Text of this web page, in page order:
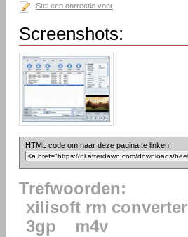
Stel een correctie voor
Screenshots:
HTML code om naar deze pagina te linken:
Trefwoorden:
xilisoft rm converter
3gp
m4v